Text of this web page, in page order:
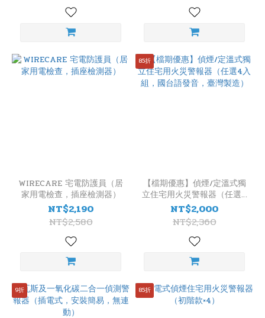
WIRECARE 宅電防護員（居
家用電檢查，插座檢測器）
NT$2,190
NT$2,580
85折
【檔期優惠】偵煙/定溫式獨
立住宅用火災警報器（任選4
入組，國台語發音，臺灣製
造）
NT$2,000
NT$2,360
9折 85折